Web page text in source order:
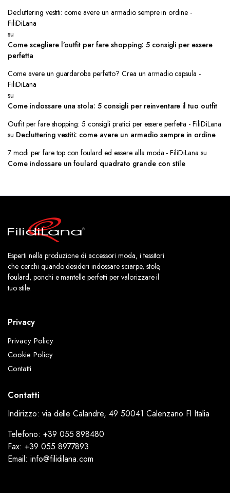
Decluttering vestiti: come avere un armadio sempre in ordine -
FiliDiLana
su
Come scegliere l’outfit per fare shopping: 5 consigli per essere
perfetta
Come avere un guardaroba perfetto? Crea un armadio capsula -
FiliDiLana
su
Come indossare una stola: 5 consigli per reinventare il tuo outfit
Outfit per fare shopping: 5 consigli pratici per essere perfetta - FiliDiLana
su Decluttering vestiti: come avere un armadio sempre in ordine
7 modi per fare top con foulard ed essere alla moda - FiliDiLana su
Come indossare un foulard quadrato grande con stile
Esperti nella produzione di accessori moda, i tessitori
che cerchi quando desideri indossare sciarpe, stole,
foulard, ponchi e mantelle perfetti per valorizzare il
tuo stile.
Privacy
Privacy Policy
Cookie Policy
Contatti
Contatti
Indirizzo: via delle Calandre, 49 50041 Calenzano FI Italia
Telefono: +39 055 898480
Fax: +39 055 8977893
Email: info@filidilana.com